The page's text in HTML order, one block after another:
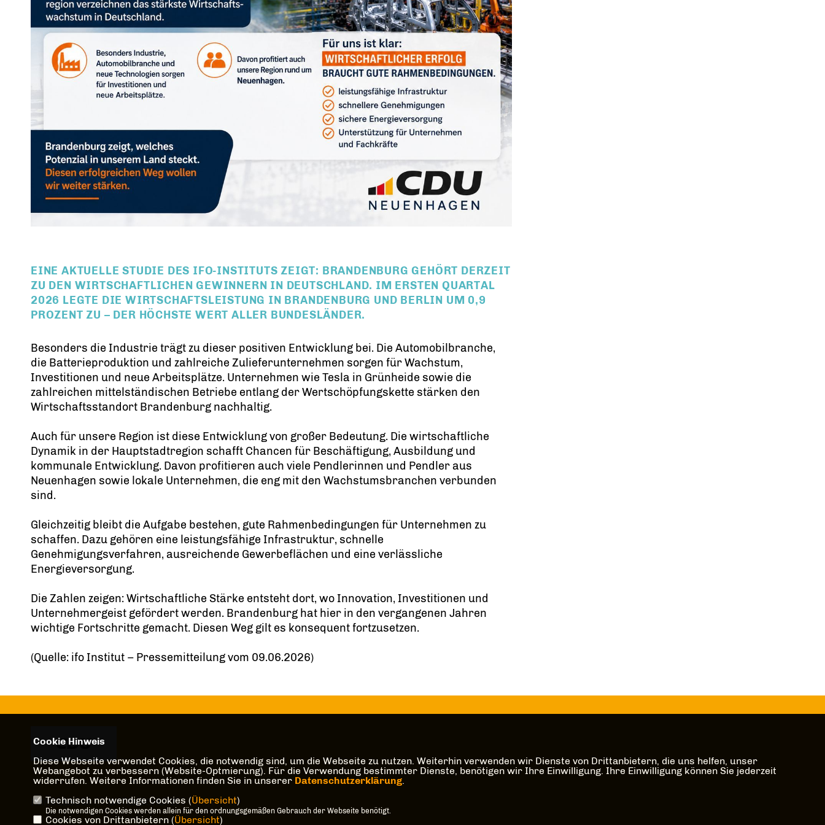
EINE AKTUELLE STUDIE DES IFO-INSTITUTS ZEIGT: BRANDENBURG GEHÖRT DERZEIT
ZU DEN WIRTSCHAFTLICHEN GEWINNERN IN DEUTSCHLAND. IM ERSTEN QUARTAL
2026 LEGTE DIE WIRTSCHAFTSLEISTUNG IN BRANDENBURG UND BERLIN UM 0,9
PROZENT ZU – DER HÖCHSTE WERT ALLER BUNDESLÄNDER.
Besonders die Industrie trägt zu dieser positiven Entwicklung bei. Die Automobilbranche,
die Batterieproduktion und zahlreiche Zulieferunternehmen sorgen für Wachstum,
Investitionen und neue Arbeitsplätze. Unternehmen wie Tesla in Grünheide sowie die
zahlreichen mittelständischen Betriebe entlang der Wertschöpfungskette stärken den
Wirtschaftsstandort Brandenburg nachhaltig.
Auch für unsere Region ist diese Entwicklung von großer Bedeutung. Die wirtschaftliche
Dynamik in der Hauptstadtregion schafft Chancen für Beschäftigung, Ausbildung und
kommunale Entwicklung. Davon profitieren auch viele Pendlerinnen und Pendler aus
Neuenhagen sowie lokale Unternehmen, die eng mit den Wachstumsbranchen verbunden
sind.
Gleichzeitig bleibt die Aufgabe bestehen, gute Rahmenbedingungen für Unternehmen zu
schaffen. Dazu gehören eine leistungsfähige Infrastruktur, schnelle
Genehmigungsverfahren, ausreichende Gewerbeflächen und eine verlässliche
Energieversorgung.
Die Zahlen zeigen: Wirtschaftliche Stärke entsteht dort, wo Innovation, Investitionen und
Unternehmergeist gefördert werden. Brandenburg hat hier in den vergangenen Jahren
wichtige Fortschritte gemacht. Diesen Weg gilt es konsequent fortzusetzen.
(Quelle: ifo Institut – Pressemitteilung vom 09.06.2026)
IMPRESSUM DATENSCHUTZ KONTAKT
Cookie Hinweis
Diese Webseite verwendet Cookies, die notwendig sind, um die Webseite zu nutzen. Weiterhin verwenden wir Dienste von Drittanbietern, die uns helfen, unser
Webangebot zu verbessern (Website-Optmierung). Für die Verwendung bestimmter Dienste, benötigen wir Ihre Einwilligung. Ihre Einwilligung können Sie jederzeit
widerrufen. Weitere Informationen finden Sie in unserer Datenschutzerklärung.
Technisch notwendige Cookies (Übersicht)
Die notwendigen Cookies werden allein für den ordnungsgemäßen Gebrauch der Webseite benötigt.
Cookies von Drittanbietern (Übersicht)